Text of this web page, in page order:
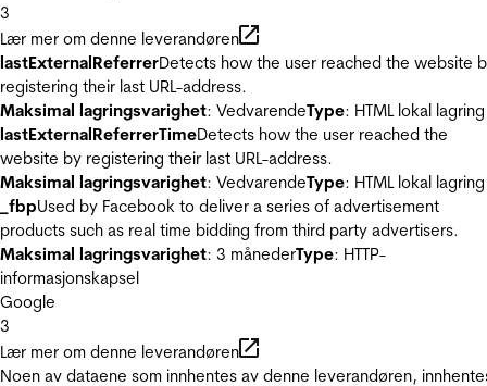
3
Lær mer om denne leverandøren
lastExternalReferrerDetects how the user reached the website
registering their last URL-address.
Maksimal lagringsvarighet: VedvarendeType: HTML lokal lagring
lastExternalReferrerTimeDetects how the user reached the
website by registering their last URL-address.
Maksimal lagringsvarighet: VedvarendeType: HTML lokal lagring
_fbpUsed by Facebook to deliver a series of advertisement
products such as real time bidding from third party advertisers.
Maksimal lagringsvarighet: 3 månederType: HTTP-
informasjonskapsel
Google
3
Lær mer om denne leverandøren
Noen av dataene som innhentes av denne leverandøren,